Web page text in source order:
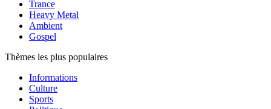
Trance
Heavy Metal
Ambient
Gospel
Thèmes les plus populaires
Informations
Culture
Sports